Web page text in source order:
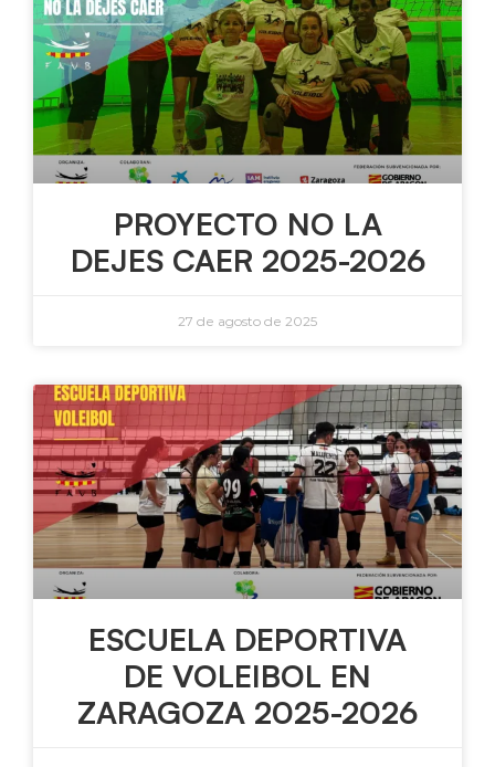
PROYECTO NO LA
DEJES CAER 2025-2026
27 de agosto de 2025
ESCUELA DEPORTIVA
DE VOLEIBOL EN
ZARAGOZA 2025-2026